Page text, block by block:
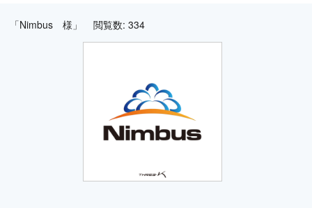
「Nimbus 様」 閲覧数: 334